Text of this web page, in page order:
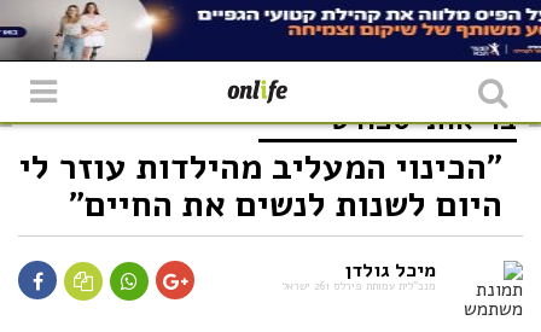
בריאות ספורט
"הכינוי המעליב מהילדות עוזר לי
היום לשנות לנשים את החיים"
מיכל גולדן
מנכ"לית עמותת פירלס 261 ישראל